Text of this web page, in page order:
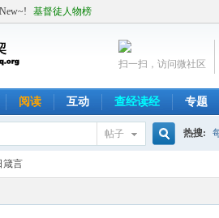
基督徒人物榜
扫一扫，访问微社区
阅读 互动 查经读经 专题
帖子 热搜:
箴言